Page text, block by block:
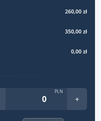
260,00 zł
350,00 zł
0,00 zł
PLN
+